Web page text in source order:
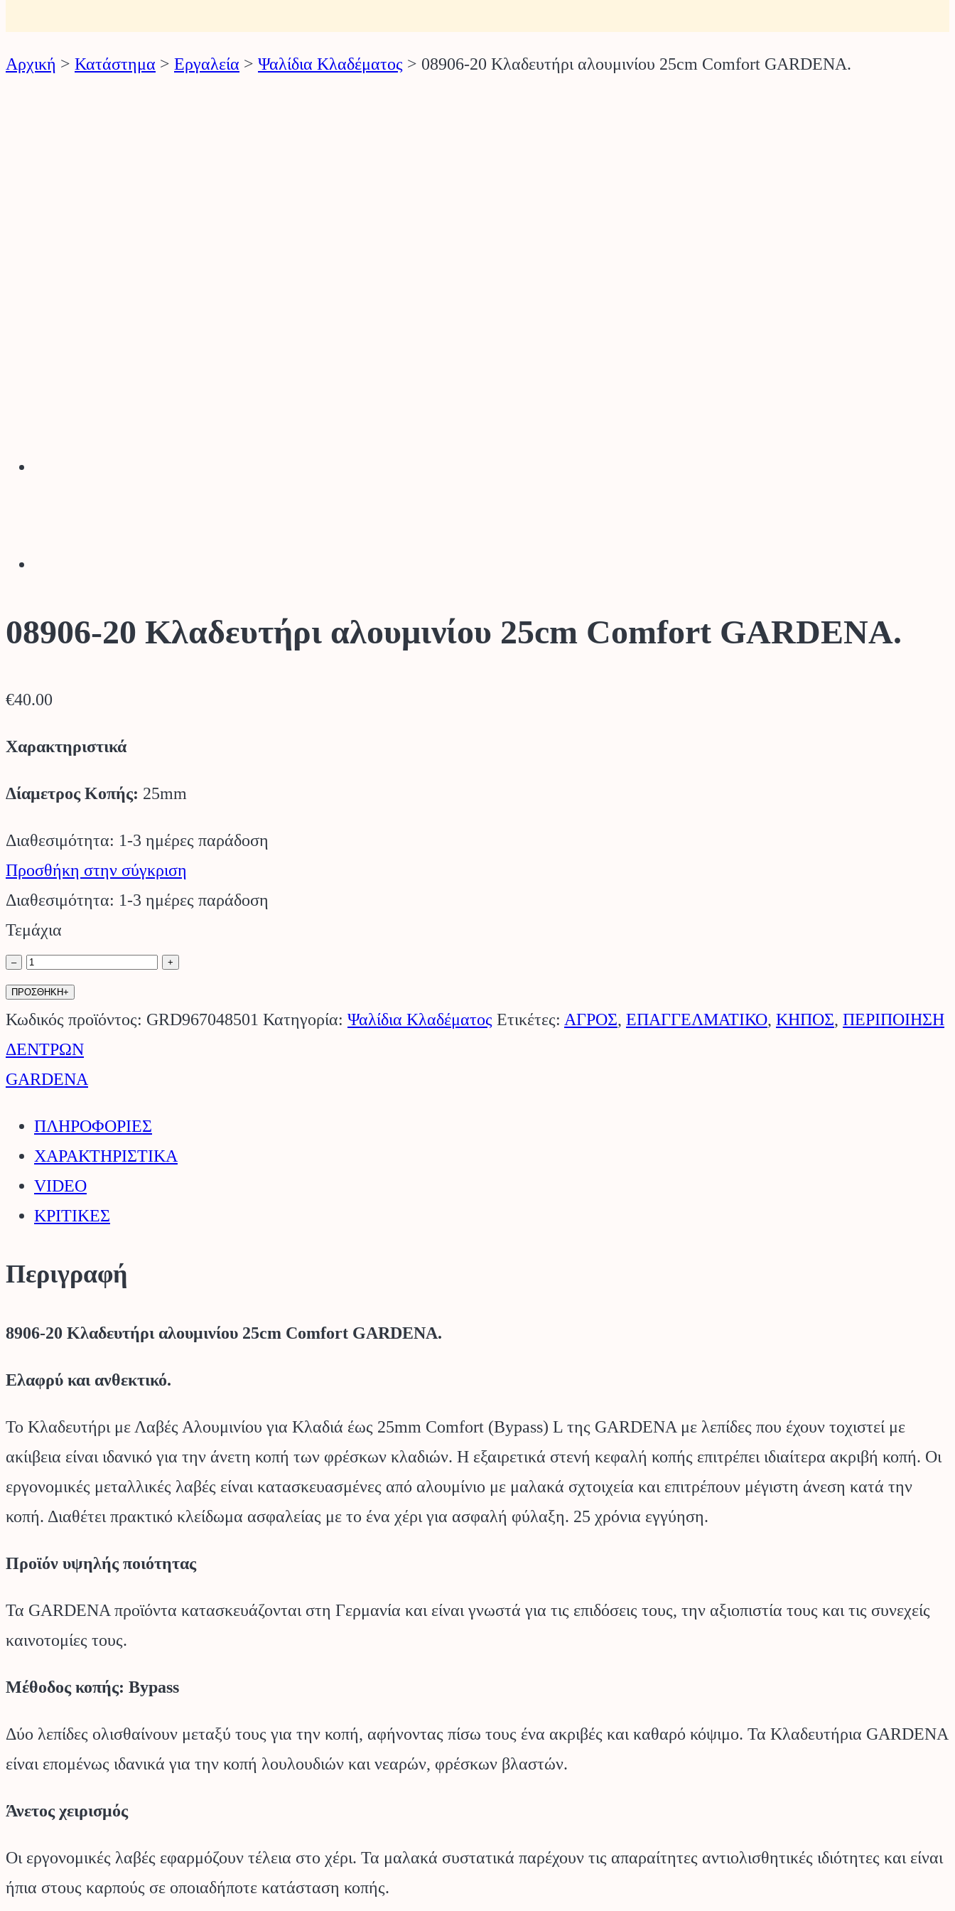
ν
τ
Αρχική > Κατάστημα > Εργαλεία > Ψαλίδια Κλαδέματος > 08906-20 Κλαδευτήρι αλουμινίου 25cm Comfort GARDENA.
08906-20 Κλαδευτήρι αλουμινίου 25cm Comfort GARDENA.
€40.00
Χαρακτηριστικά
Δίαμετρος Κοπής: 25mm
Διαθεσιμότητα: 1-3 ημέρες παράδοση
Προσθήκη στην σύγκριση
Διαθεσιμότητα: 1-3 ημέρες παράδοση
Τεμάχια
–
08906-
20
Κλαδευτήρι
αλουμινίου
25cm
GARDENA.
ποσότητα
+
ΠΡΟΣΘΗΚΗ+
Κωδικός προϊόντος: GRD967048501 Κατηγορία: Ψαλίδια Κλαδέματος Ετικέτες: ΑΓΡΟΣ, ΕΠΑΓΓΕΛΜΑΤΙΚΟ, ΚΗΠΟΣ, ΠΕΡΙΠΟΙΗΣΗ
ΔΕΝΤΡΩΝ
GARDENA
ΠΛΗΡΟΦΟΡΙΕΣ
ΧΑΡΑΚΤΗΡΙΣΤΙΚΑ
VIDEO
ΚΡΙΤΙΚΕΣ
Περιγραφή
8906-20 Κλαδευτήρι αλουμινίου 25cm Comfort GARDENA.
Ελαφρύ και ανθεκτικό.
Το Κλαδευτήρι με Λαβές Αλουμινίου για Κλαδιά έως 25mm Comfort (Bypass) L της GARDENA με λεπίδες που έχουν τοχιστεί με
ακίιβεια είναι ιδανικό για την άνετη κοπή των φρέσκων κλαδιών. Η εξαιρετικά στενή κεφαλή κοπής επιτρέπει ιδιαίτερα ακριβή κοπή. Οι
εργονομικές μεταλλικές λαβές είναι κατασκευασμένες από αλουμίνιο με μαλακά σχτοιχεία και επιτρέπουν μέγιστη άνεση κατά την
κοπή. Διαθέτει πρακτικό κλείδωμα ασφαλείας με το ένα χέρι για ασφαλή φύλαξη. 25 χρόνια εγγύηση.
Προϊόν υψηλής ποιότητας
Τα GARDENA προϊόντα κατασκευάζονται στη Γερμανία και είναι γνωστά για τις επιδόσεις τους, την αξιοπιστία τους και τις συνεχείς
καινοτομίες τους.
Μέθοδος κοπής: Bypass
Δύο λεπίδες ολισθαίνουν μεταξύ τους για την κοπή, αφήνοντας πίσω τους ένα ακριβές και καθαρό κόψιμο. Τα Κλαδευτήρια GARDENA
είναι επομένως ιδανικά για την κοπή λουλουδιών και νεαρών, φρέσκων βλαστών.
Άνετος χειρισμός
Οι εργονομικές λαβές εφαρμόζουν τέλεια στο χέρι. Τα μαλακά συστατικά παρέχουν τις απαραίτητες αντιολισθητικές ιδιότητες και είναι
ήπια στους καρπούς σε οποιαδήποτε κατάσταση κοπής.